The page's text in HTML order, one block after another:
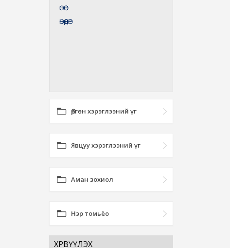
ӨНӨӨ
ӨНӨӨДӨР
Өргөн хэрэглээний үг
Явцуу хэрэглээний үг
Аман зохиол
Нэр томьёо
ХӨРВҮҮЛЭХ